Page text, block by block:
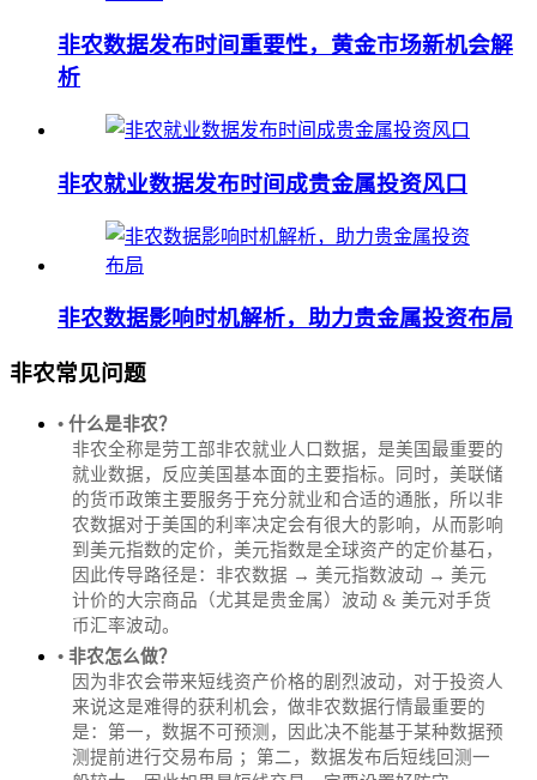
非农数据发布时间重要性，黄金市场新机会解
析
非农就业数据发布时间成贵金属投资风口
非农数据影响时机解析，助力贵金属投资布局
非农常见问题
• 什么是非农？
非农全称是劳工部非农就业人口数据，是美国最重要的
就业数据，反应美国基本面的主要指标。同时，美联储
的货币政策主要服务于充分就业和合适的通胀，所以非
农数据对于美国的利率决定会有很大的影响，从而影响
到美元指数的定价，美元指数是全球资产的定价基石，
因此传导路径是：非农数据 → 美元指数波动 → 美元
计价的大宗商品（尤其是贵金属）波动 & 美元对手货
币汇率波动。
• 非农怎么做？
因为非农会带来短线资产价格的剧烈波动，对于投资人
来说这是难得的获利机会，做非农数据行情最重要的
是：第一，数据不可预测，因此决不能基于某种数据预
测提前进行交易布局 ；第二，数据发布后短线回测一